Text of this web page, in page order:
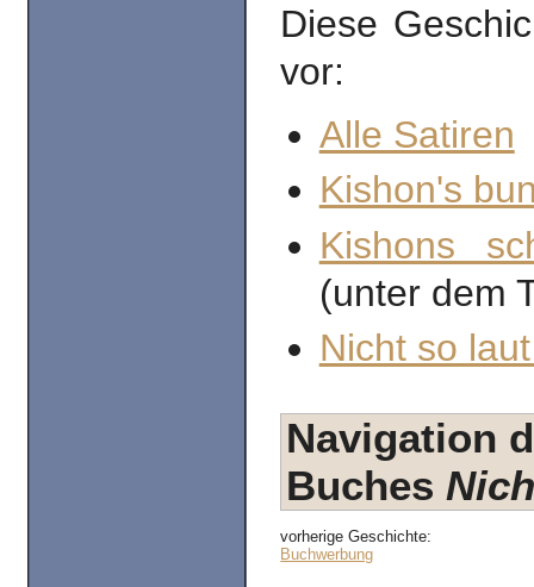
Diese
vor:
Alle Satiren
Kishon's
Kishons
(unter dem
Nicht so
Navigation
Buches
vorherige Geschichte:
Buchwerbung